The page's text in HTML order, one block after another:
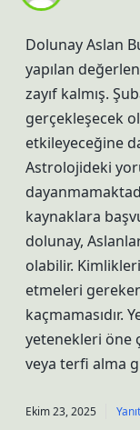
Dolunay Aslan
yapılan
zayıf kalmış.
gerçekleşecek
etkileyeceğine
Astrolojideki
kaynaklara
dolunay,
olabilir.
etmeleri gereken
kaçmamasıdır.
yetenekleri öne
veya terfi alma
Ekim 23, 2025